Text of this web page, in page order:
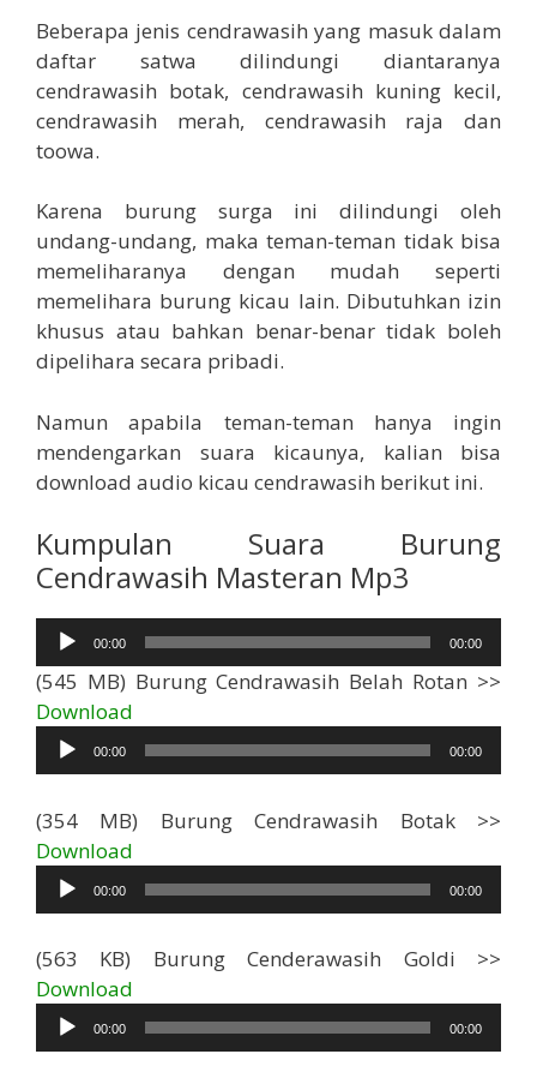
Beberapa jenis cendrawasih yang masuk dalam
daftar satwa dilindungi diantaranya
cendrawasih botak, cendrawasih kuning kecil,
cendrawasih merah, cendrawasih raja dan
toowa.
Karena burung surga ini dilindungi oleh
undang-undang, maka teman-teman tidak bisa
memeliharanya dengan mudah seperti
memelihara burung kicau lain. Dibutuhkan izin
khusus atau bahkan benar-benar tidak boleh
dipelihara secara pribadi.
Namun apabila teman-teman hanya ingin
mendengarkan suara kicaunya, kalian bisa
download audio kicau cendrawasih berikut ini.
Kumpulan Suara Burung
Cendrawasih Masteran Mp3
Pemutar
Audio
00:00 00:00
(545 MB) Burung Cendrawasih Belah Rotan >>
Download
Audio
00:00 00:00
(354 MB) Burung Cendrawasih Botak >>
Download
Audio
00:00 00:00
(563 KB) Burung Cenderawasih Goldi >>
Download
Audio
00:00 00:00